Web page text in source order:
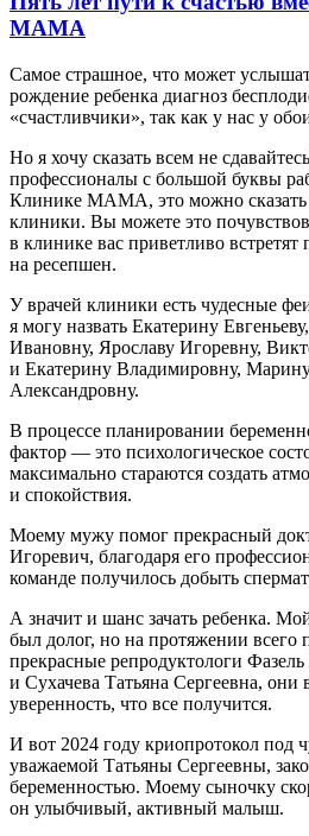
МАМА
Самое страшное, что может
рождение ребенка диагноз
«счастливчики», так как у нас у
Но я хочу сказать всем не
профессионалы с большой буквы
Клинике МАМА, это можно сказать
клиники. Вы можете это
в клинике вас приветливо
на ресепшен.
У врачей клиники есть чудесные
я могу назвать Екатерину
Ивановну, Ярославу Игоревну,
и Екатерину Владимировну,
Александровну.
В процессе планировании
фактор — это психологическое
максимально стараются создать
и спокойствия.
Моему мужу помог прекрасный
Игоревич, благодаря его
команде получилось добыть
А значит и шанс зачать ребенка.
был долог, но на протяжении всего
прекрасные репродуктологи
и Сухачева Татьяна Сергеевна, они
уверенность, что все получится.
И вот 2024 году криопротокол под
уважаемой Татьяны Сергеевны,
беременностью. Моему сыночку
он улыбчивый, активный малыш.